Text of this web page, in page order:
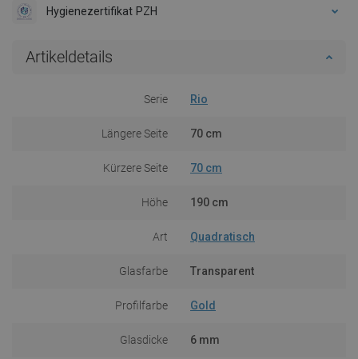
Hygienezertifikat PZH
Artikeldetails
Serie Rio
Längere Seite 70 cm
Kürzere Seite 70 cm
Höhe 190 cm
Art Quadratisch
Glasfarbe Transparent
Profilfarbe Gold
Glasdicke 6 mm